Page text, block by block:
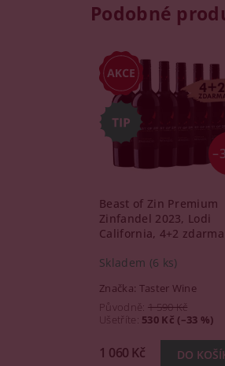
Podobné
Beast of Zin Premium
Zinfandel 2023, Lodi
California, 4+2 zdarma
Skladem (6 ks)
Značka: Taster Wine
Původně: 1 590 Kč
Ušetříte: 530 Kč (–33 %)
1 060 Kč